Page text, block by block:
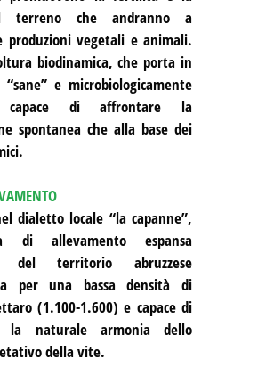
terreno che andranno a
produzioni vegetali e animali.
biodinamica, che porta in
e microbiologicamente
di affrontare la
spontanea che alla base dei
dialetto locale “la capanne”,
di allevamento espansa
del territorio abruzzese
per una bassa densità di
(1.100-1.600) e capace di
la naturale armonia dello
della vite.